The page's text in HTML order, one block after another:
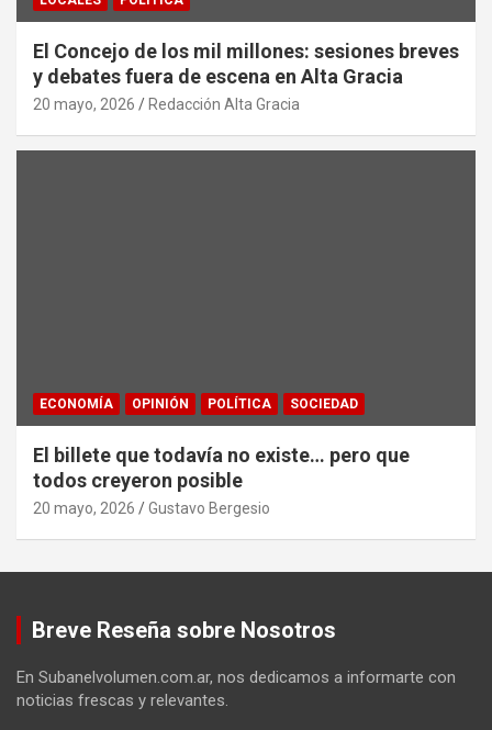
El Concejo de los mil millones: sesiones breves
y debates fuera de escena en Alta Gracia
20 mayo, 2026 Redacción Alta Gracia
ECONOMÍA OPINIÓN POLÍTICA SOCIEDAD
El billete que todavía no existe… pero que
todos creyeron posible
20 mayo, 2026 Gustavo Bergesio
Breve Reseña sobre Nosotros
En Subanelvolumen.com.ar, nos dedicamos a informarte con
noticias frescas y relevantes.